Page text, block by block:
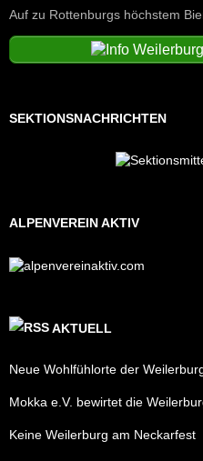
Auf zu Rottenburgs höchstem
SEKTIONSNACHRICHTEN
ALPENVEREIN AKTIV
AKTUELL
Neue Wohlfühlorte der
Mokka e.V. bewirtet die
Keine Weilerburg am Neckarfest